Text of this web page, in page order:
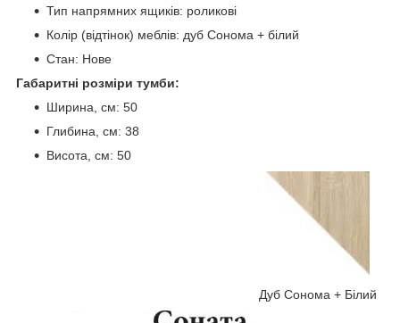
Тип напрямних ящиків: роликові
Колір (відтінок) меблів: дуб Сонома + білий
Стан: Нове
Габаритні розміри тумби:
Ширина, см: 50
Глибина, см: 38
Висота, см: 50
Дуб Сонома + Білий